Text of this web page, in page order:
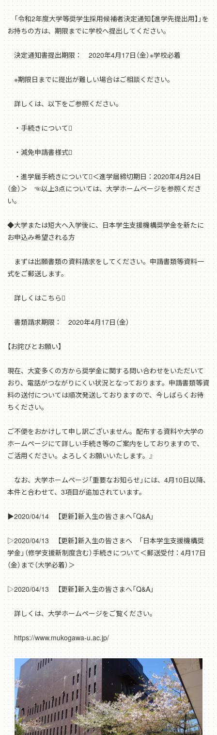
「令和2年度大学等奨学生採用候補者決定通知【進学先提出用】」を
お持ちの方は、期限までに学校へ提出してください。
決定通知書提出期限： 2020年4月17日（金）※学校必着
※期限日までに提出が難しい場合はご相談ください。
詳しくは、以下をご参照ください。
・手続きについて
・減免申請書様式
・進学届手続きについて＜進学届締切期日：2020年4月24日
（金）＞ ☜以上3点については、大学ホームページを参照くださ
い。
◆大学または短大へ入学後に、日本学生支援機構奨学金を新たに
お申込み希望される方
まずは出願書類の資料請求をしてください。申請書類等資料一
式をご郵送します。
詳しくはこちら
書類請求期限： 2020年4月17日（金）
【お詫びとお願い】
現在、大変多くの方から奨学金に関する問い合わせをいただいて
おり、電話がつながりにくい状況となっております。申請書類等資
料の送付については順次発送しておりますので、今しばらくお待
ちください。
ご不便をおかけして申し訳ございません。配布する資料や大学の
ホームページにて詳しい手続き等のご案内をしておりますので、
ご活用ください。よろしくお願いいたします。』
なお、大学ホームページ「重要なお知らせ」には、4月10日以降、
本件と合わせて、3項目が追加されています。
▶2020/04/14 【更新】新入生の皆さまへ「Q&A」
▷2020/04/13 【更新】新入生の皆さまへ 「日本学生支援機構奨
学金」（修学支援新制度含む）手続きについて＜郵送受付：4月17日
（金）まで（大学必着）＞
▷2020/04/13 【更新】新入生の皆さまへ「Q&A」
詳しくは、大学ホームページをご覧ください。
https://www.mukogawa-u.ac.jp/